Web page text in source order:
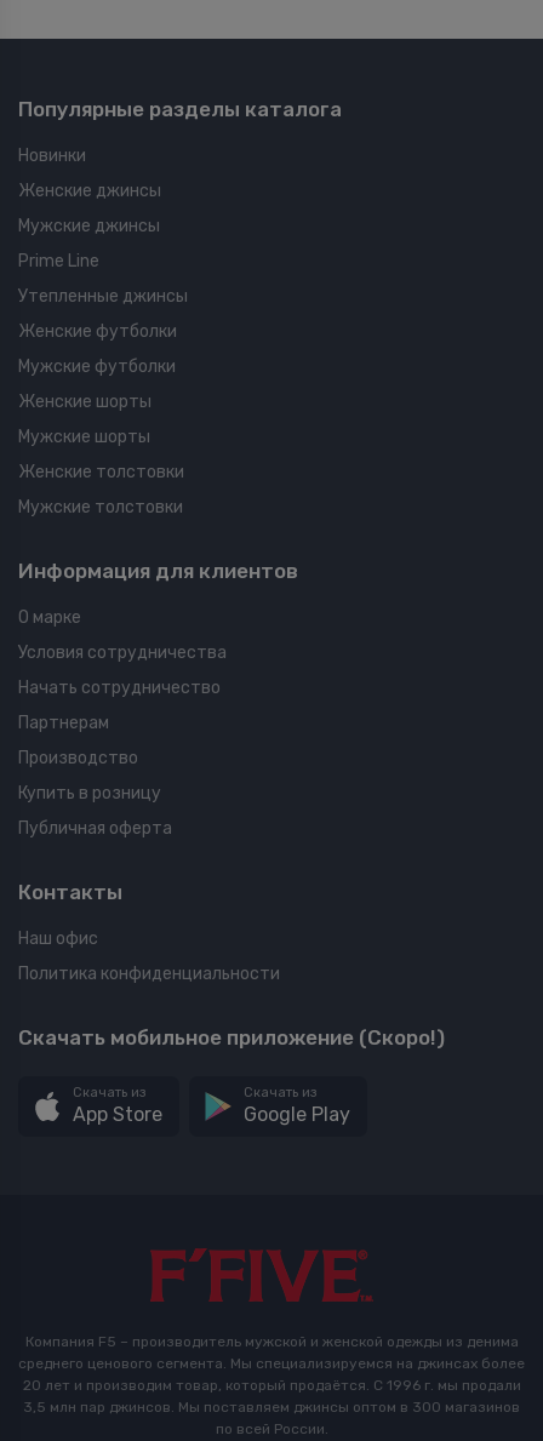
Популярные разделы каталога
Новинки
Женские джинсы
Мужские джинсы
Prime Line
Утепленные джинсы
Женские футболки
Мужские футболки
Женские шорты
Мужские шорты
Женские толстовки
Мужские толстовки
Информация для клиентов
О марке
Условия сотрудничества
Начать сотрудничество
Партнерам
Производство
Купить в розницу
Публичная оферта
Контакты
Наш офис
Политика конфиденциальности
Скачать мобильное приложение (Скоро!)
Скачать из
App Store
Скачать из
Google Play
Компания F5 – производитель мужской и женской одежды из денима
среднего ценового сегмента. Мы специализируемся на джинсах более
20 лет и производим товар, который продаётся. С 1996 г. мы продали
3,5 млн пар джинсов. Мы поставляем джинсы оптом в 300 магазинов
по всей России.